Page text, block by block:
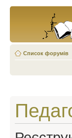
Список форумів